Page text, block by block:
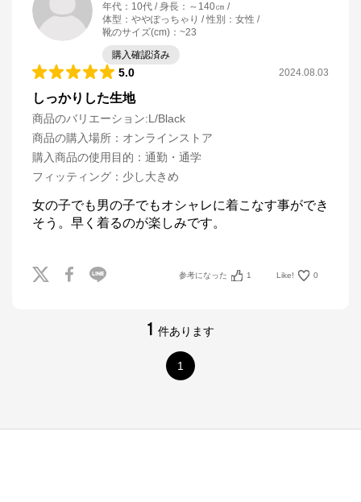
年代 ： 10代 身長 ： ～140㎝
体型 ： ややぽっちゃり 性別 ： 女性
靴のサイズ(cm) ： ~23
購入確認済み
5.0 2024.08.03
しっかりした生地
商品のバリエーション:L/Black
商品の購入場所 ： オンラインストア
購入商品の使用目的 ： 通勤・通学
フィッティング ： 少し大きめ
女の子でも男の子でもオシャレに着こなす事ができ
そう。早く着るのが楽しみです。
参考になった 1 Like! 0
1 件あります
1